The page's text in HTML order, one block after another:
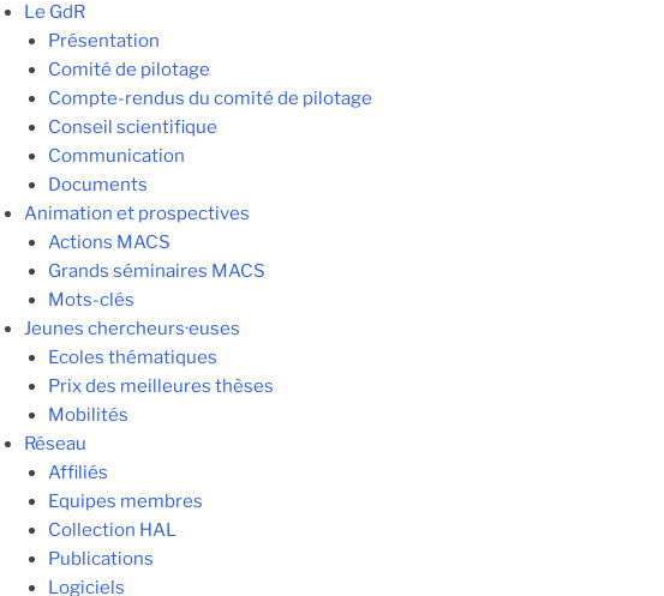
Le GdR
Présentation
Comité de pilotage
Compte-rendus du comité de pilotage
Conseil scientifique
Communication
Documents
Animation et prospectives
Actions MACS
Grands séminaires MACS
Mots-clés
Jeunes chercheurs·euses
Ecoles thématiques
Prix des meilleures thèses
Mobilités
Réseau
Affiliés
Equipes membres
Collection HAL
Publications
Logiciels